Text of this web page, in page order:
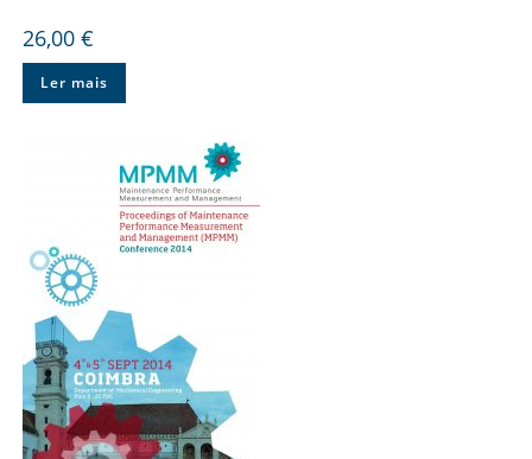
26,00 €
Ler mais